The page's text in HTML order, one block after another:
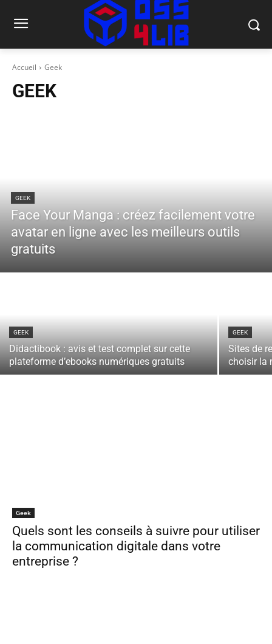
Accueil Geek
GEEK
GEEK
Face Your Manga : créez facilement votre
avatar en ligne avec les meilleurs outils
gratuits
GEEK
Didactibook : avis et test complet sur cette
plateforme d’ebooks numériques gratuits
GEEK
Sites de
choisir la
Geek
Quels sont les conseils à suivre pour utiliser
la communication digitale dans votre
entreprise ?